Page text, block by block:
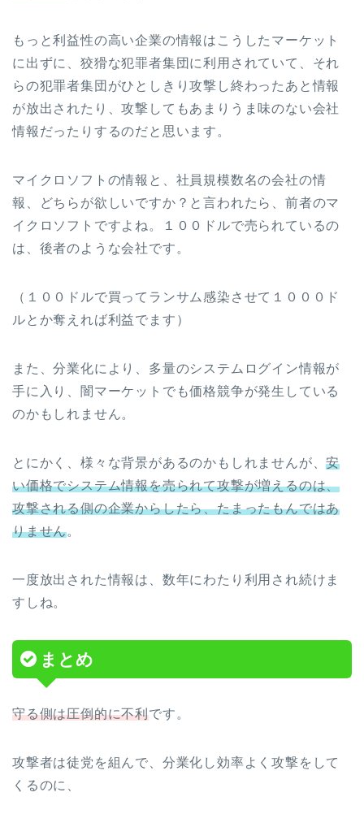
もっと利益性の高い企業の情報はこうしたマーケット
に出ずに、狡猾な犯罪者集団に利用されていて、それ
らの犯罪者集団がひとしきり攻撃し終わったあと情報
が放出されたり、攻撃してもあまりうま味のない会社
情報だったりするのだと思います。
マイクロソフトの情報と、社員規模数名の会社の情
報、どちらが欲しいですか？と言われたら、前者のマ
イクロソフトですよね。１００ドルで売られているの
は、後者のような会社です。
（１００ドルで買ってランサム感染させて１０００ド
ルとか奪えれば利益でます）
また、分業化により、多量のシステムログイン情報が
手に入り、闇マーケットでも価格競争が発生している
のかもしれません。
とにかく、様々な背景があるのかもしれませんが、安
い価格でシステム情報を売られて攻撃が増えるのは、
攻撃される側の企業からしたら、たまったもんではあ
りません。
一度放出された情報は、数年にわたり利用され続けま
すしね。
まとめ
守る側は圧倒的に不利です。
攻撃者は徒党を組んで、分業化し効率よく攻撃をして
くるのに、